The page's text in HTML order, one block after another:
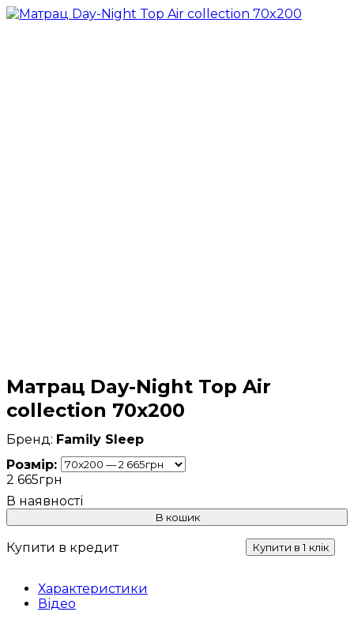
Матрац Day-Night Top Air
collection 70x200
Family Sleep
Розмір:
2 665грн
В кошик
Купити в кредит Купити в 1 клік
Характеристики
Відео